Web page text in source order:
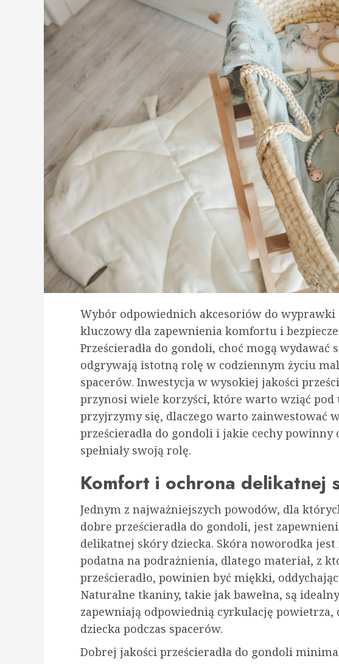
Wybór odpowiednich akcesoriów do
kluczowy dla zapewnienia komfortu i
Prześcieradła do gondoli, choć mogą
odgrywają istotną rolę w codziennym życiu
spacerów. Inwestycja w wysokiej jakości
przynosi wiele korzyści, które warto wziąć
przyjrzymy się, dlaczego warto zainwestować
prześcieradła do gondoli i jakie cechy powinny
spełniały swoją rolę.
Komfort i ochrona delikatnej
Jednym z najważniejszych powodów, dla
dobre prześcieradła do gondoli, jest
delikatnej skóry dziecka. Skóra noworodka
podatna na podrażnienia, dlatego materiał, z
prześcieradło, powinien być miękki,
Naturalne tkaniny, takie jak bawełna, są
zapewniają odpowiednią cyrkulację powietrza,
dziecka podczas spacerów.
Dobrej jakości prześcieradła do gondoli